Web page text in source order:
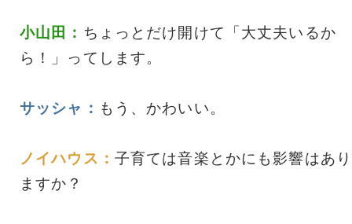
小山田： ちょっとだけ開けて「大丈夫いるか
ら！」ってします。
サッシャ： もう、かわいい。
ノイハウス： 子育ては音楽とかにも影響はあり
ますか？